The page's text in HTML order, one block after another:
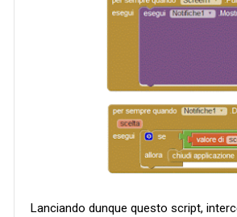
Lanciando dunque questo script,